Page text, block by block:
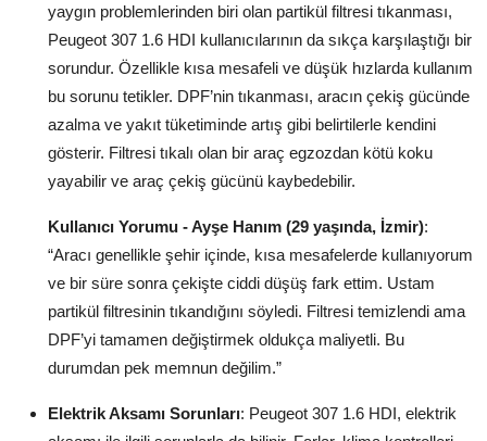
yaygın problemlerinden biri olan partikül filtresi tıkanması,
Peugeot 307 1.6 HDI kullanıcılarının da sıkça karşılaştığı bir
sorundur. Özellikle kısa mesafeli ve düşük hızlarda kullanım
bu sorunu tetikler. DPF’nin tıkanması, aracın çekiş gücünde
azalma ve yakıt tüketiminde artış gibi belirtilerle kendini
gösterir. Filtresi tıkalı olan bir araç egzozdan kötü koku
yayabilir ve araç çekiş gücünü kaybedebilir.
Kullanıcı Yorumu - Ayşe Hanım (29 yaşında, İzmir):
“Aracı genellikle şehir içinde, kısa mesafelerde kullanıyorum
ve bir süre sonra çekişte ciddi düşüş fark ettim. Ustam
partikül filtresinin tıkandığını söyledi. Filtresi temizlendi ama
DPF’yi tamamen değiştirmek oldukça maliyetli. Bu
durumdan pek memnun değilim.”
Elektrik Aksamı Sorunları: Peugeot 307 1.6 HDI, elektrik